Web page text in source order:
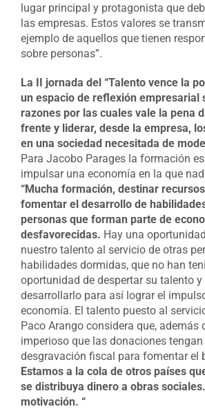
lugar principal y protagonista que
las empresas. Estos valores se
ejemplo de aquellos que tienen
sobre personas”.
La II jornada del “Talento vence la
un espacio de reflexión empresarial
razones por las cuales vale la pena
frente y liderar, desde la empresa,
en una sociedad necesitada de
Para Jacobo Parages la formación
impulsar una economía en la que
“Mucha formación, destinar
fomentar el desarrollo de
personas que forman parte de
desfavorecidas. Hay una
nuestro talento al servicio de otras
habilidades dormidas, que no han
oportunidad de despertar su talento y
desarrollarlo para así lograr el
economía. El talento puesto al
Paco Arango considera que, además
imperioso que las donaciones
desgravación fiscal para fomentar el
Estamos a la cola de otros países
se distribuya dinero a obras
motivación. “